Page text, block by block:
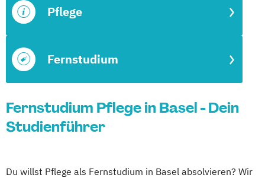
Fernstudium
Pflege
Fernstudium Pflege in Basel - Dein
Studienführer
Du willst Pflege als Fernstudium in Basel absolvieren? Wir